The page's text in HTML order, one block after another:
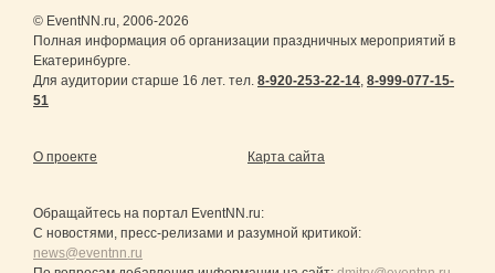
© EventNN.ru, 2006-2026
Полная информация об организации праздничных мероприятий в
Екатеринбурге.
Для аудитории старше 16 лет. тел. 8-920-253-22-14, 8-999-077-15-
51
О проекте Карта сайта
Обращайтесь на портал EventNN.ru:
С новостями, пресс-релизами и разумной критикой:
news@eventnn.ru